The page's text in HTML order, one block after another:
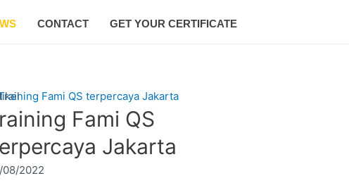
CONTACT GET YOUR CERTIFICATE
Fami QS
Jakarta
08/2022